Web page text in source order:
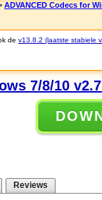
ADVANCED Codecs for
de v13.8.2 (laatste stabiele
7/8/10
Reviews